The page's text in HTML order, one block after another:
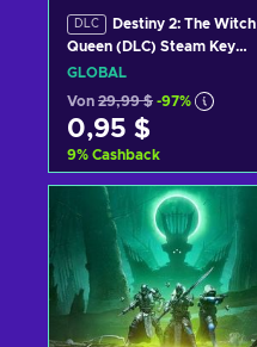
DLC
Destiny 2: The Witch
Queen (DLC) Steam Key
GLOBAL
GLOBAL
Von 29,99 $ -97%
0,95 $
9% Cashback
Zum Warenkorb
hinzufügen
Angebote ansehen